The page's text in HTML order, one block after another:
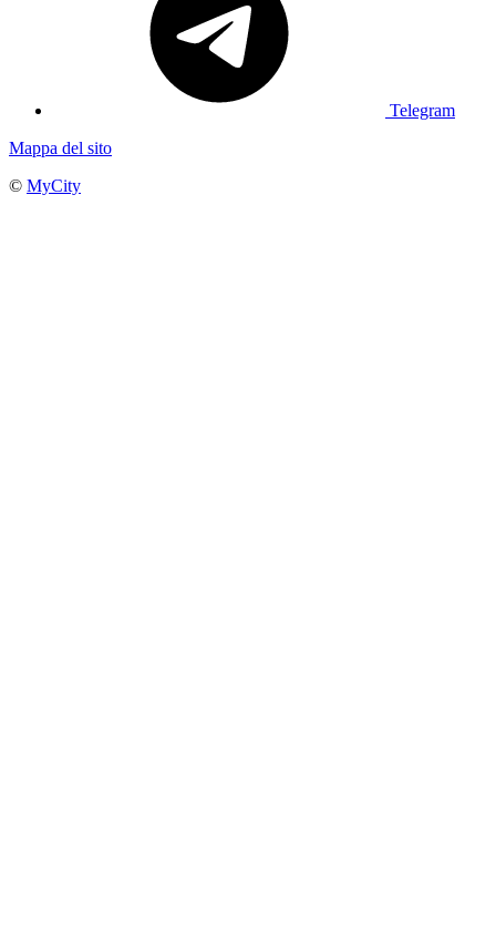
Telegram
Mappa del sito
© MyCity